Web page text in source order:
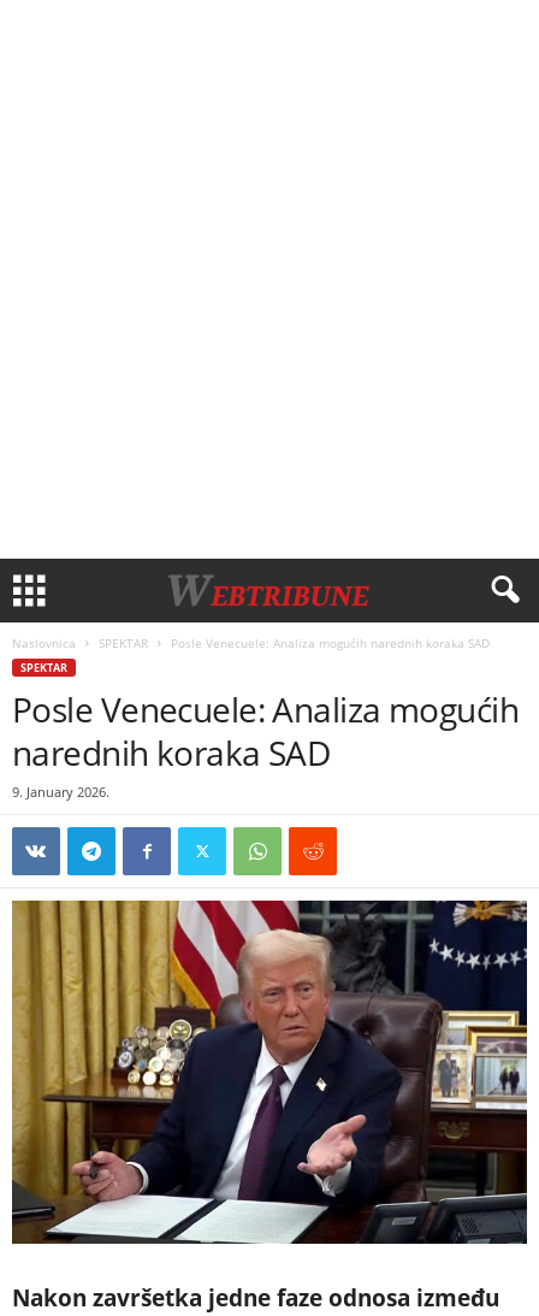
Naslovnica SPEKTAR Posle Venecuele: Analiza mogućih narednih koraka SAD
SPEKTAR
Posle Venecuele: Analiza mogućih
narednih koraka SAD
9. January 2026.
Nakon završetka jedne faze odnosa između